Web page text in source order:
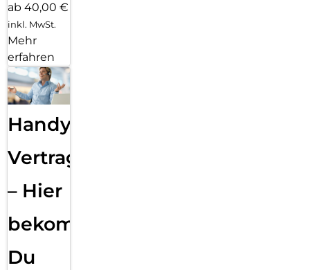
ab 40,00 €
inkl. MwSt.
Mehr
erfahren
Handy
Vertragsabwicklung
– Hier
bekommst
Du